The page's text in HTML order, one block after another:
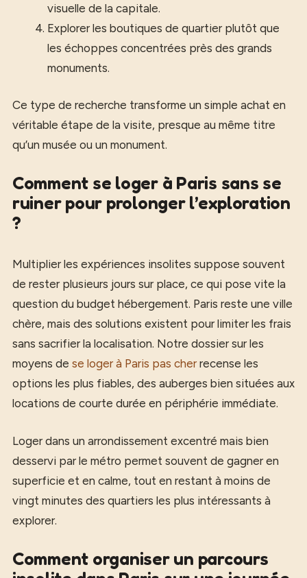
visuelle de la capitale.
Explorer les boutiques de quartier plutôt que
les échoppes concentrées près des grands
monuments.
Ce type de recherche transforme un simple achat en
véritable étape de la visite, presque au même titre
qu’un musée ou un monument.
Comment se loger à Paris sans se
ruiner pour prolonger l’exploration
?
Multiplier les expériences insolites suppose souvent
de rester plusieurs jours sur place, ce qui pose vite la
question du budget hébergement. Paris reste une ville
chère, mais des solutions existent pour limiter les frais
sans sacrifier la localisation. Notre dossier sur les
moyens de se loger à Paris pas cher recense les
options les plus fiables, des auberges bien situées aux
locations de courte durée en périphérie immédiate.
Loger dans un arrondissement excentré mais bien
desservi par le métro permet souvent de gagner en
superficie et en calme, tout en restant à moins de
vingt minutes des quartiers les plus intéressants à
explorer.
Comment organiser un parcours